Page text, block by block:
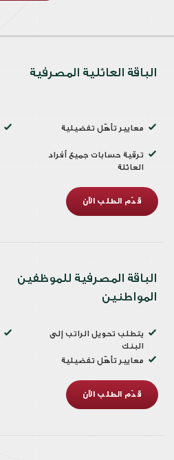
الباقة العائلية المصرفية
معايير تأهّل تفضيلية
ترقية حسابات جميع أفراد
العائلة
قدّم الطلب الآن
الباقة المصرفية للموظفين
المواطنين
يتطلب تحويل الراتب إلى
البنك
معايير تأهّل تفضيلية
قدّم الطلب الآن